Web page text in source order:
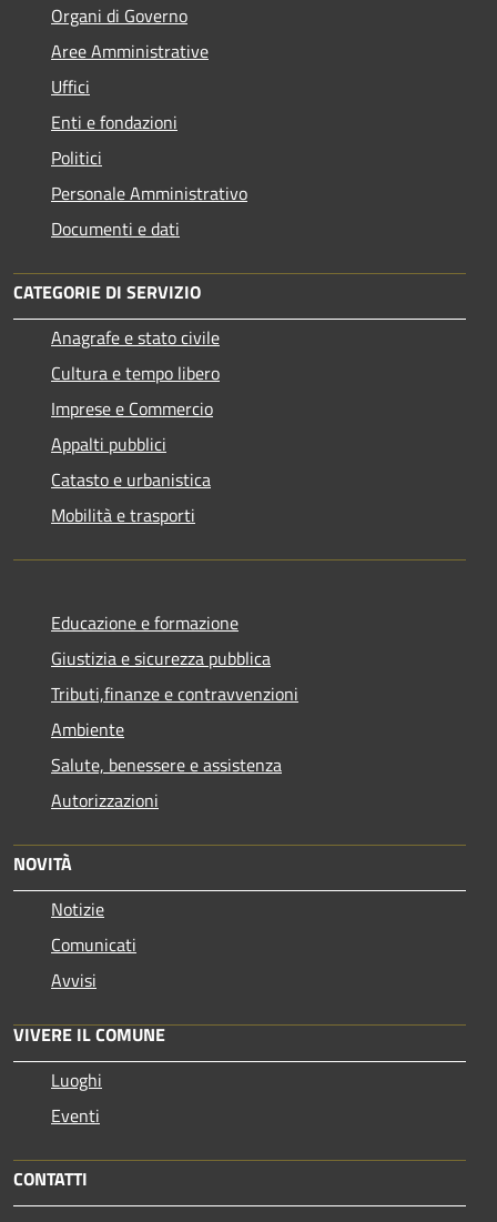
Organi di Governo
Aree Amministrative
Uffici
Enti e fondazioni
Politici
Personale Amministrativo
Documenti e dati
CATEGORIE DI SERVIZIO
Anagrafe e stato civile
Cultura e tempo libero
Imprese e Commercio
Appalti pubblici
Catasto e urbanistica
Mobilità e trasporti
Educazione e formazione
Giustizia e sicurezza pubblica
Tributi,finanze e contravvenzioni
Ambiente
Salute, benessere e assistenza
Autorizzazioni
NOVITÀ
Notizie
Comunicati
Avvisi
VIVERE IL COMUNE
Luoghi
Eventi
CONTATTI